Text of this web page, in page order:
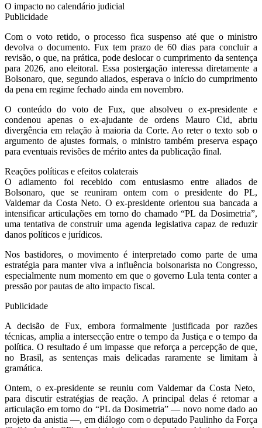
O impacto no calendário judicial
Publicidade
Com o voto retido, o processo fica suspenso até que o ministro
devolva o documento. Fux tem prazo de 60 dias para concluir a
revisão, o que, na prática, pode deslocar o cumprimento da sentença
para 2026, ano eleitoral. Essa postergação interessa diretamente a
Bolsonaro, que, segundo aliados, esperava o início do cumprimento
da pena em regime fechado ainda em novembro.
O conteúdo do voto de Fux, que absolveu o ex-presidente e
condenou apenas o ex-ajudante de ordens Mauro Cid, abriu
divergência em relação à maioria da Corte. Ao reter o texto sob o
argumento de ajustes formais, o ministro também preserva espaço
para eventuais revisões de mérito antes da publicação final.
Reações políticas e efeitos colaterais
O adiamento foi recebido com entusiasmo entre aliados de
Bolsonaro, que se reuniram ontem com o presidente do PL,
Valdemar da Costa Neto. O ex-presidente orientou sua bancada a
intensificar articulações em torno do chamado “PL da Dosimetria”,
uma tentativa de construir uma agenda legislativa capaz de reduzir
danos políticos e jurídicos.
Nos bastidores, o movimento é interpretado como parte de uma
estratégia para manter viva a influência bolsonarista no Congresso,
especialmente num momento em que o governo Lula tenta conter a
pressão por pautas de alto impacto fiscal.
Publicidade
A decisão de Fux, embora formalmente justificada por razões
técnicas, amplia a intersecção entre o tempo da Justiça e o tempo da
política. O resultado é um impasse que reforça a percepção de que,
no Brasil, as sentenças mais delicadas raramente se limitam à
gramática.
Ontem, o ex-presidente se reuniu com Valdemar da Costa Neto,
para discutir estratégias de reação. A principal delas é retomar a
articulação em torno do “PL da Dosimetria” — novo nome dado ao
projeto da anistia —, em diálogo com o deputado Paulinho da Força